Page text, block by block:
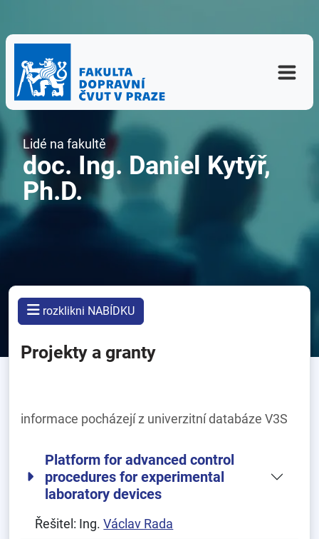
Lidé na fakultě
doc. Ing. Daniel Kytýř,
Ph.D.
rozklikni NABÍDKU
Projekty a granty
informace pocházejí z univerzitní databáze V3S
Platform for advanced control
procedures for experimental
laboratory devices
Řešitel: Ing.Václav Rada